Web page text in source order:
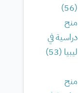
(
56
)
منح
دراسية في
ليبيا (
53
)
منح